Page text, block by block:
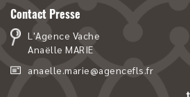
Contact Presse
L'Agence Vache
Anaëlle MARIE
anaelle.marie@agencefls.fr